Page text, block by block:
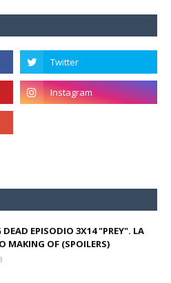
EPISODIO 3X14 "PREY". LA
MAKING OF (SPOILERS)